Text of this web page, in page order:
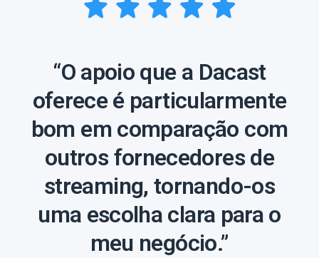
“O apoio que a Dacast
oferece é particularmente
bom em comparação com
outros fornecedores de
streaming, tornando-os
uma escolha clara para o
meu negócio.”